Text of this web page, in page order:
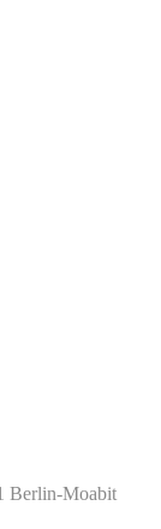
Berlin-Moabit